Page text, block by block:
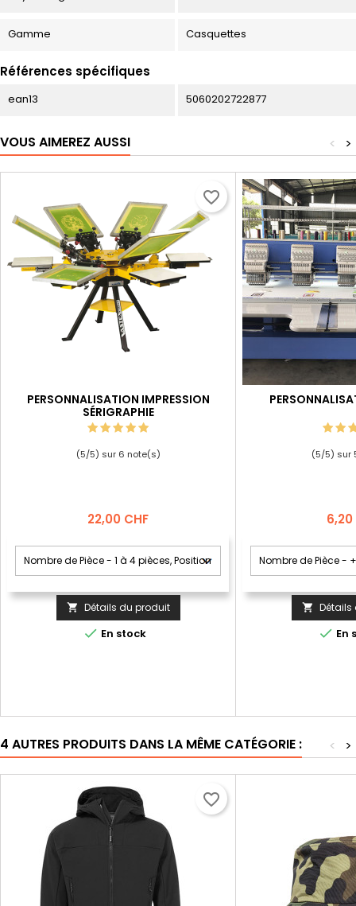
Gamme Casquettes
Références spécifiques
ean13 5060202722877
VOUS AIMEREZ AUSSI >
<
PERSONNALISATION IMPRESSION
SÉRIGRAPHIE
(5/5) sur 6 note(s)
Prix
22,00 CHF
 Détails du produit
 En stock
favorite_border
(5/5) sur
Prix
6,20
 Détails
 En
4 AUTRES PRODUITS DANS LA MÊME CATÉGORIE : >
<
favorite_border